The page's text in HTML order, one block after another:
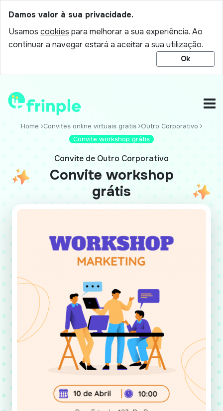
Damos valor à sua privacidade.
Usamos cookies para melhorar a sua experiência. Ao
continuar a navegar estará a aceitar a sua utilização.
Ok
Home Convites online virtuais gratis
Outro Corporativo
Convite workshop grátis
Convite de Outro Corporativo
Convite workshop
grátis